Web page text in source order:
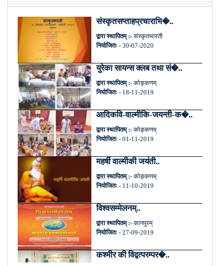
संस्कृतसप्ताहप्रचाराभि�..
द्वारा स्थापितम् :-संस्कृतभारती
नियोजितः -30-07-2020
युरेका सायन्स क्लब तथा सं�..
द्वारा स्थापितम् :-कोङ्कणम्
नियोजितः - 18-11-2019
आदिकवि-वाल्मीकि-जयन्ती-क�..
द्वारा स्थापितम् :-कोङ्कणम्
नियोजितः -01-11-2019
महर्षी वाल्मीकी जयंती..
द्वारा स्थापितम् :-कोङ्कणम्
नियोजितः - 11-10-2019
विश्वसम्मेलनम्..
द्वारा स्थापितम् :-कानपुरम्
नियोजितः -27-09-2019
कश्मीर की विद्वत्परम्पर�..